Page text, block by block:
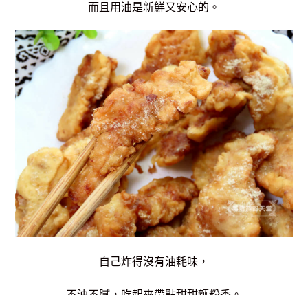
而且用油是新鮮又安心的。
自己炸得沒有油耗味，